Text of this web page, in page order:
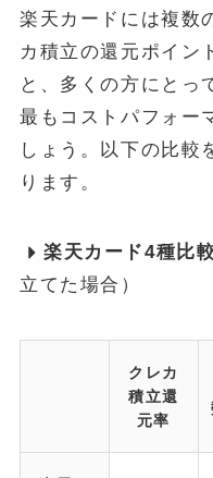
楽天カードには複数
カ積立の還元ポイン
と、多くの方にとっ
最もコストパフォー
しょう。以下の比較
ります。
楽天カード4種比
立てた場合）
クレカ
積立還
元率